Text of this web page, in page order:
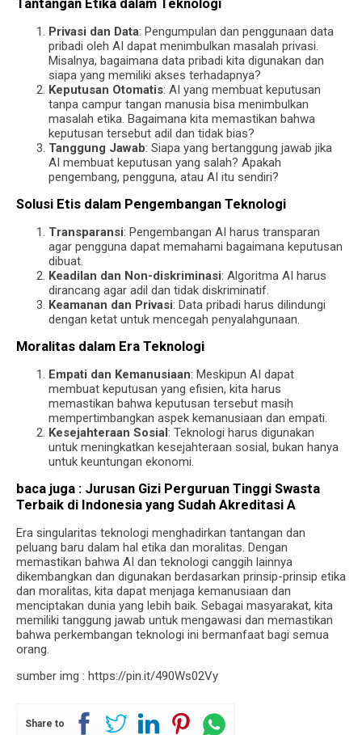
Tantangan Etika dalam Teknologi
Privasi dan Data: Pengumpulan dan penggunaan data
pribadi oleh AI dapat menimbulkan masalah privasi.
Misalnya, bagaimana data pribadi kita digunakan dan
siapa yang memiliki akses terhadapnya?
Keputusan Otomatis: AI yang membuat keputusan
tanpa campur tangan manusia bisa menimbulkan
masalah etika. Bagaimana kita memastikan bahwa
keputusan tersebut adil dan tidak bias?
Tanggung Jawab: Siapa yang bertanggung jawab jika
AI membuat keputusan yang salah? Apakah
pengembang, pengguna, atau AI itu sendiri?
Solusi Etis dalam Pengembangan Teknologi
Transparansi: Pengembangan AI harus transparan
agar pengguna dapat memahami bagaimana keputusan
dibuat.
Keadilan dan Non-diskriminasi: Algoritma AI harus
dirancang agar adil dan tidak diskriminatif.
Keamanan dan Privasi: Data pribadi harus dilindungi
dengan ketat untuk mencegah penyalahgunaan.
Moralitas dalam Era Teknologi
Empati dan Kemanusiaan: Meskipun AI dapat
membuat keputusan yang efisien, kita harus
memastikan bahwa keputusan tersebut masih
mempertimbangkan aspek kemanusiaan dan empati.
Kesejahteraan Sosial: Teknologi harus digunakan
untuk meningkatkan kesejahteraan sosial, bukan hanya
untuk keuntungan ekonomi.
baca juga : Jurusan Gizi Perguruan Tinggi Swasta
Terbaik di Indonesia yang Sudah Akreditasi A
Era singularitas teknologi menghadirkan tantangan dan
peluang baru dalam hal etika dan moralitas. Dengan
memastikan bahwa AI dan teknologi canggih lainnya
dikembangkan dan digunakan berdasarkan prinsip-prinsip etika
dan moralitas, kita dapat menjaga kemanusiaan dan
menciptakan dunia yang lebih baik. Sebagai masyarakat, kita
memiliki tanggung jawab untuk mengawasi dan memastikan
bahwa perkembangan teknologi ini bermanfaat bagi semua
orang.
sumber img : https://pin.it/490Ws02Vy
Share to